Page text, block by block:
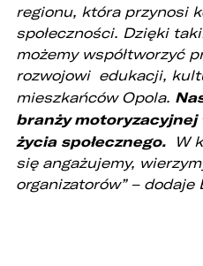
regionu, która przynosi
społeczności. Dzięki
możemy współtworzyć
rozwojowi edukacji,
mieszkańców Opola.
branży
życia społecznego.
W
się angażujemy,
organizatorów” – dodaje
2. osoby upoważnione
przetwarzania danych w
swoich obowiązków
3. podmioty, którym
wykonanie czynności, z
konieczność
przetwarzające).
1. Państwa dane będą
Administratora przez
wymagają tego przepisy